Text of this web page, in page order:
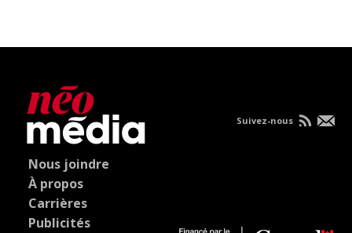
Nous joindre
À propos
Carrières
Publicités
Suivez-nous